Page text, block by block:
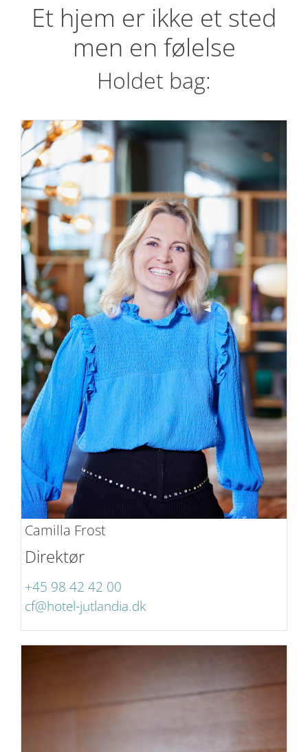
Et hjem er ikke et sted
men en følelse
Holdet bag:
Camilla Frost
Direktør
+45 98 42 42 00
cf@hotel-jutlandia.dk